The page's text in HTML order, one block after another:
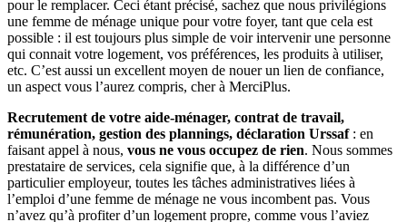
pour le remplacer. Ceci étant précisé, sachez que nous privilégions
une femme de ménage unique pour votre foyer, tant que cela est
possible : il est toujours plus simple de voir intervenir une personne
qui connait votre logement, vos préférences, les produits à utiliser,
etc. C’est aussi un excellent moyen de nouer un lien de confiance,
un aspect vous l’aurez compris, cher à MerciPlus.
Recrutement de votre aide-ménager, contrat de travail,
rémunération, gestion des plannings, déclaration Urssaf: en
faisant appel à nous, vous ne vous occupez de rien. Nous sommes
prestataire de services, cela signifie que, à la différence d’un
particulier employeur, toutes les tâches administratives liées à
l’emploi d’une femme de ménage ne vous incombent pas. Vous
n’avez qu’à profiter d’un logement propre, comme vous l’aviez